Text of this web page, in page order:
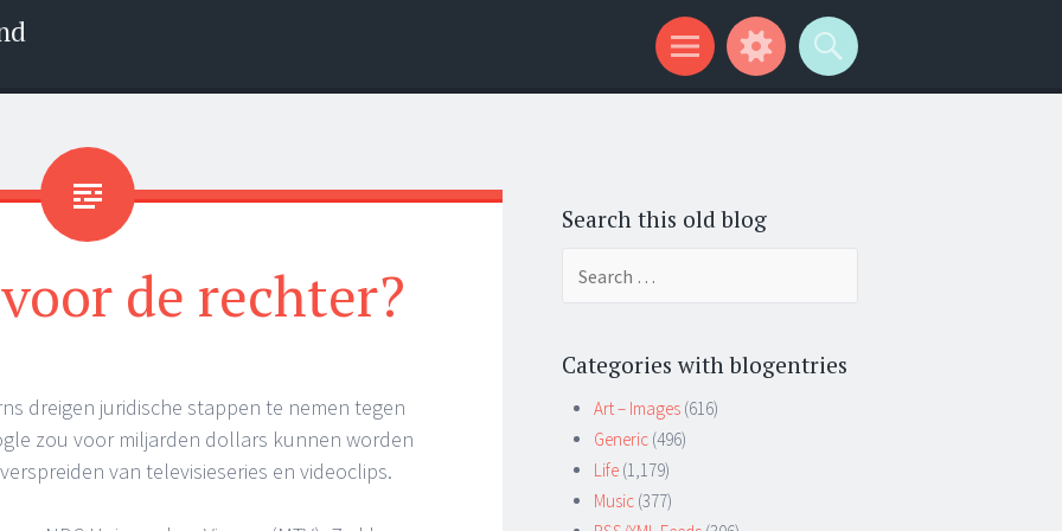
de rechter?
dreigen juridische stappen te nemen tegen
zou voor miljarden dollars kunnen worden
van televisieseries en videoclips.
Search this old blog
Categories with blogentries
Art – Images (616)
Generic (496)
Life (1,179)
Music (377)